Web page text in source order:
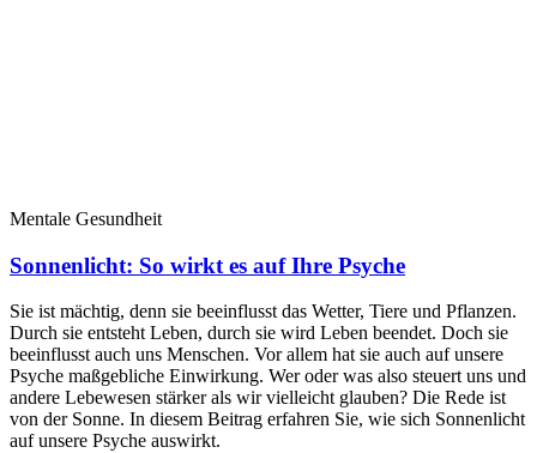
Mentale Gesundheit
Sonnenlicht: So wirkt es auf Ihre Psyche
Sie ist mächtig, denn sie beeinflusst das Wetter, Tiere und Pflanzen.
Durch sie entsteht Leben, durch sie wird Leben beendet. Doch sie
beeinflusst auch uns Menschen. Vor allem hat sie auch auf unsere
Psyche maßgebliche Einwirkung. Wer oder was also steuert uns und
andere Lebewesen stärker als wir vielleicht glauben? Die Rede ist
von der Sonne. In diesem Beitrag erfahren Sie, wie sich Sonnenlicht
auf unsere Psyche auswirkt.